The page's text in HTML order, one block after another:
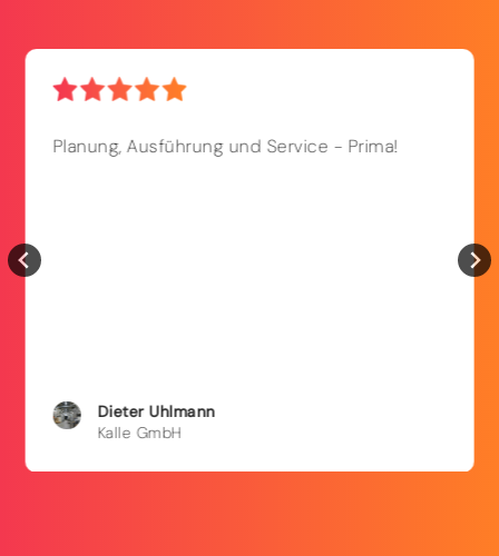
Planung, Ausführung und Service - Prima!
DieterUhlmann
Kalle GmbH